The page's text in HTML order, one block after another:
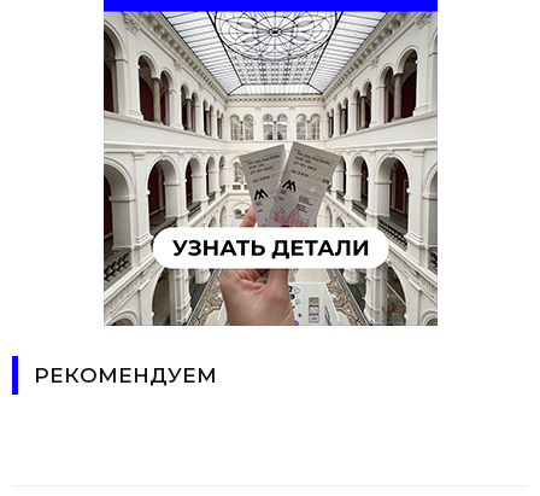
РЕКОМЕНДУЕМ